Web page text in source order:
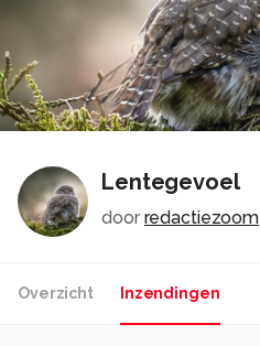
Lentegevoel
door redactiezoom
Overzicht Inzendingen